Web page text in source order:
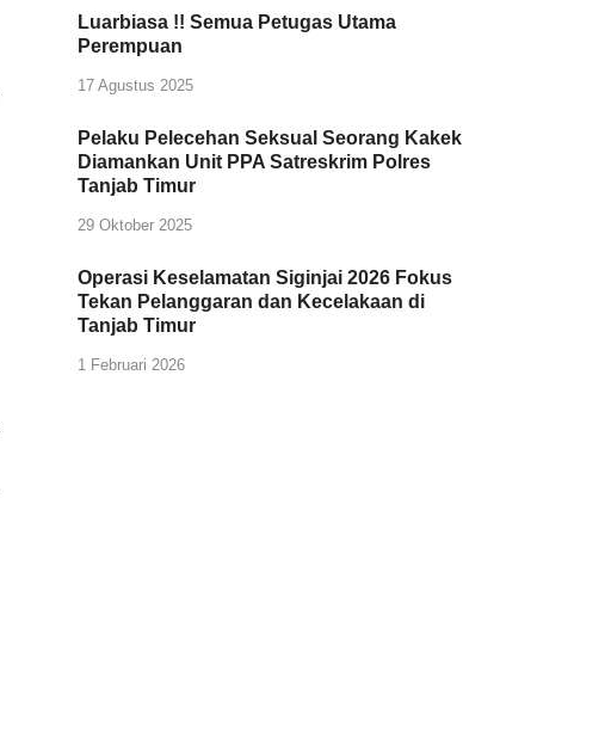
Luarbiasa !! Semua Petugas Utama
Perempuan
17 Agustus 2025
Pelaku Pelecehan Seksual Seorang Kakek
Diamankan Unit PPA Satreskrim Polres
Tanjab Timur
29 Oktober 2025
Operasi Keselamatan Siginjai 2026 Fokus
Tekan Pelanggaran dan Kecelakaan di
Tanjab Timur
1 Februari 2026